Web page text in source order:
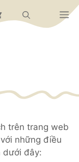
trên trang web
những điều
dưới đây: